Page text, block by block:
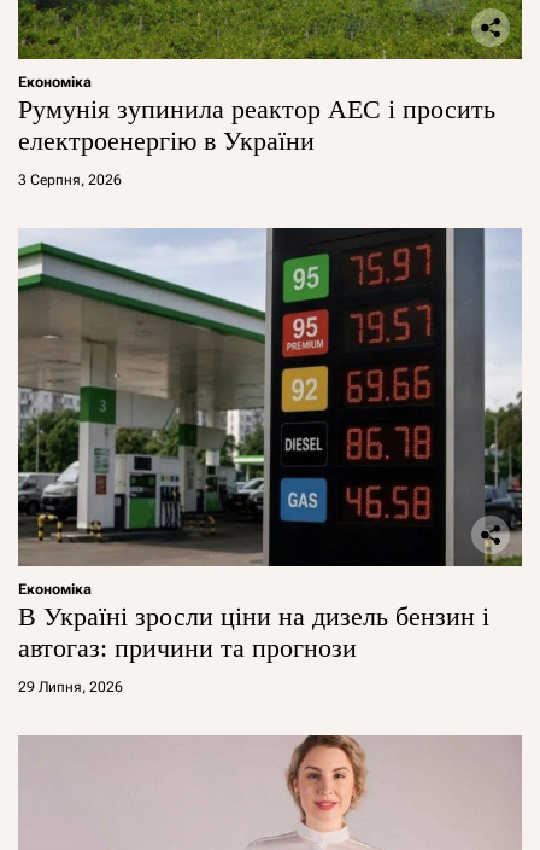
Економіка
Румунія зупинила реактор АЕС і просить
електроенергію в України
3 Серпня, 2026
Економіка
В Україні зросли ціни на дизель бензин і
автогаз: причини та прогнози
29 Липня, 2026